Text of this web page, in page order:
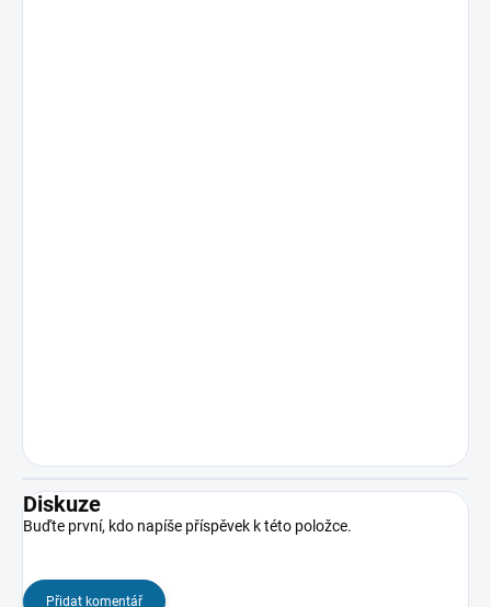
Diskuze
Buďte první, kdo napíše příspěvek k této položce.
Přidat komentář